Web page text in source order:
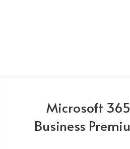
Microsoft 365
Business